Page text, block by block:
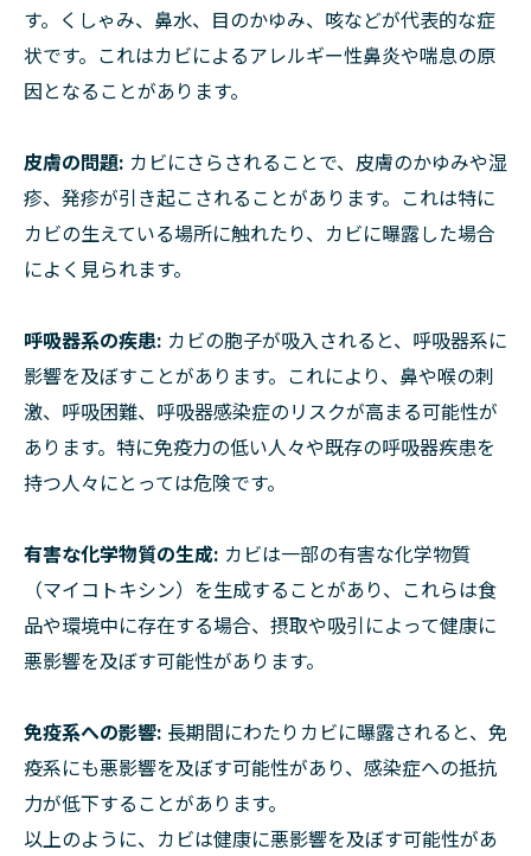
す。くしゃみ、鼻水、目のかゆみ、咳などが代表的な症
状です。これはカビによるアレルギー性鼻炎や喘息の原
因となることがあります。
皮膚の問題: カビにさらされることで、皮膚のかゆみや湿
疹、発疹が引き起こされることがあります。これは特に
カビの生えている場所に触れたり、カビに曝露した場合
によく見られます。
呼吸器系の疾患: カビの胞子が吸入されると、呼吸器系に
影響を及ぼすことがあります。これにより、鼻や喉の刺
激、呼吸困難、呼吸器感染症のリスクが高まる可能性が
あります。特に免疫力の低い人々や既存の呼吸器疾患を
持つ人々にとっては危険です。
有害な化学物質の生成: カビは一部の有害な化学物質
（マイコトキシン）を生成することがあり、これらは食
品や環境中に存在する場合、摂取や吸引によって健康に
悪影響を及ぼす可能性があります。
免疫系への影響: 長期間にわたりカビに曝露されると、免
疫系にも悪影響を及ぼす可能性があり、感染症への抵抗
力が低下することがあります。
以上のように、カビは健康に悪影響を及ぼす可能性があ